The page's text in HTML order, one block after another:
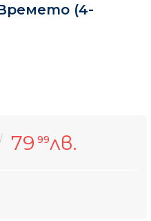
(4-
79 99лв.